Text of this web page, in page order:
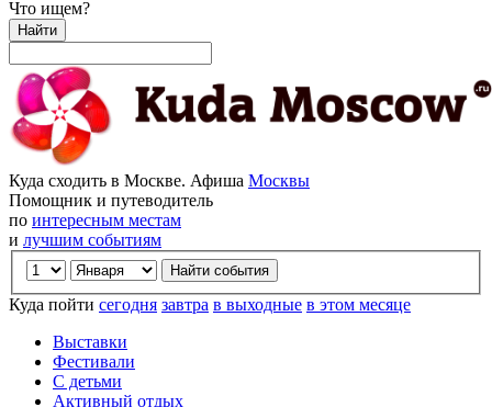
Что ищем?
Найти
Куда сходить в Москве. Афиша Москвы
Помощник и путеводитель
по интересным местам
и лучшим событиям
Куда пойти сегодня завтра в выходные в этом месяце
Выставки
Фестивали
С детьми
Активный отдых